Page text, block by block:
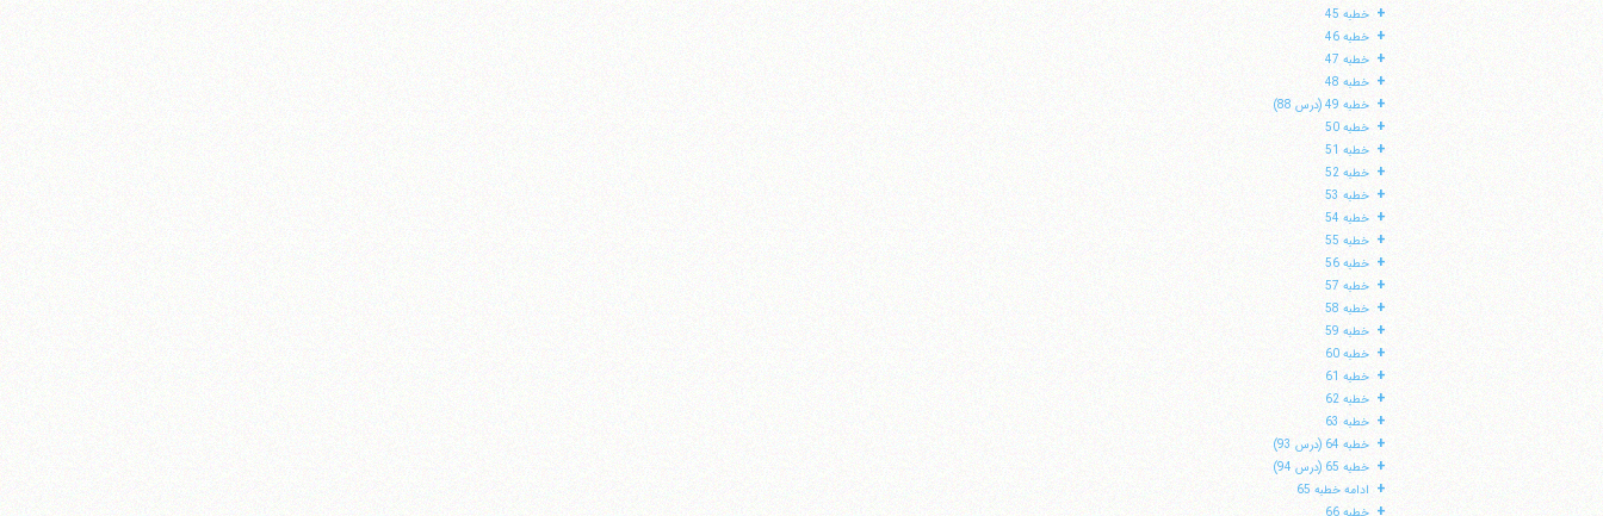
+ خطبه 45
+ خطبه 46
+ خطبه 47
+ خطبه 48
+ خطبه 49 (درس 88)
+ خطبه 50
+ خطبه 51
+ خطبه 52
+ خطبه 53
+ خطبه 54
+ خطبه 55
+ خطبه 56
+ خطبه 57
+ خطبه 58
+ خطبه 59
+ خطبه 60
+ خطبه 61
+ خطبه 62
+ خطبه 63
+ خطبه 64 (درس 93)
+ خطبه 65 (درس 94)
+ ادامه خطبه 65